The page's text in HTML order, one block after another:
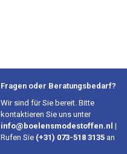
Fragen oder Beratungsbedarf?
Wir sind für Sie bereit. Bitte
kontaktieren Sie uns unter
info@boelensmodestoffen.nl |
Rufen Sie (+31) 073-518 3135 an